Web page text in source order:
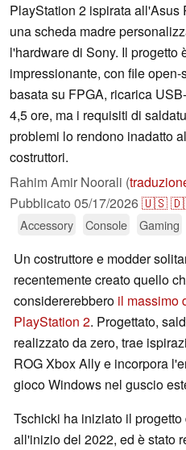
PlayStation 2 ispirata all'Asus
una scheda madre
l'hardware di Sony. Il progetto
impressionante, con file
basata su FPGA, ricarica
4,5 ore, ma i requisiti di
problemi lo rendono inadatto
costruttori.
Rahim Amir Noorali (
Pubblicato 05/17/2026🇺🇸
Accessory Console Gaming
Un costruttore e modder
recentemente creato quello
considererebbero il massimo
PlayStation 2. Progettato,
realizzato da zero, trae
ROG Xbox Ally e incorpora
gioco Windows nel guscio
Tschicki ha iniziato il
all'inizio del 2022, ed è stato